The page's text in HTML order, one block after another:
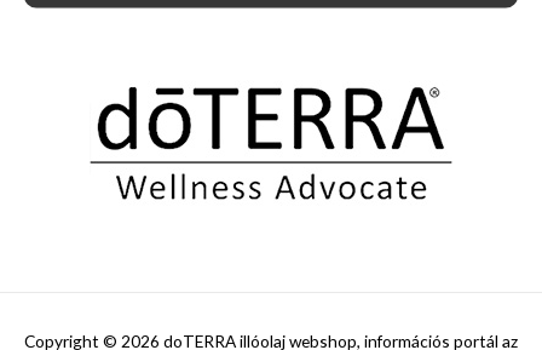
Copyright © 2026 doTERRA illóolaj webshop, információs portál az